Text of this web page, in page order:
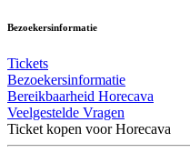
Bezoekersinformatie
Tickets
Bezoekersinformatie
Bereikbaarheid Horecava
Veelgestelde Vragen
Ticket kopen voor Horecava